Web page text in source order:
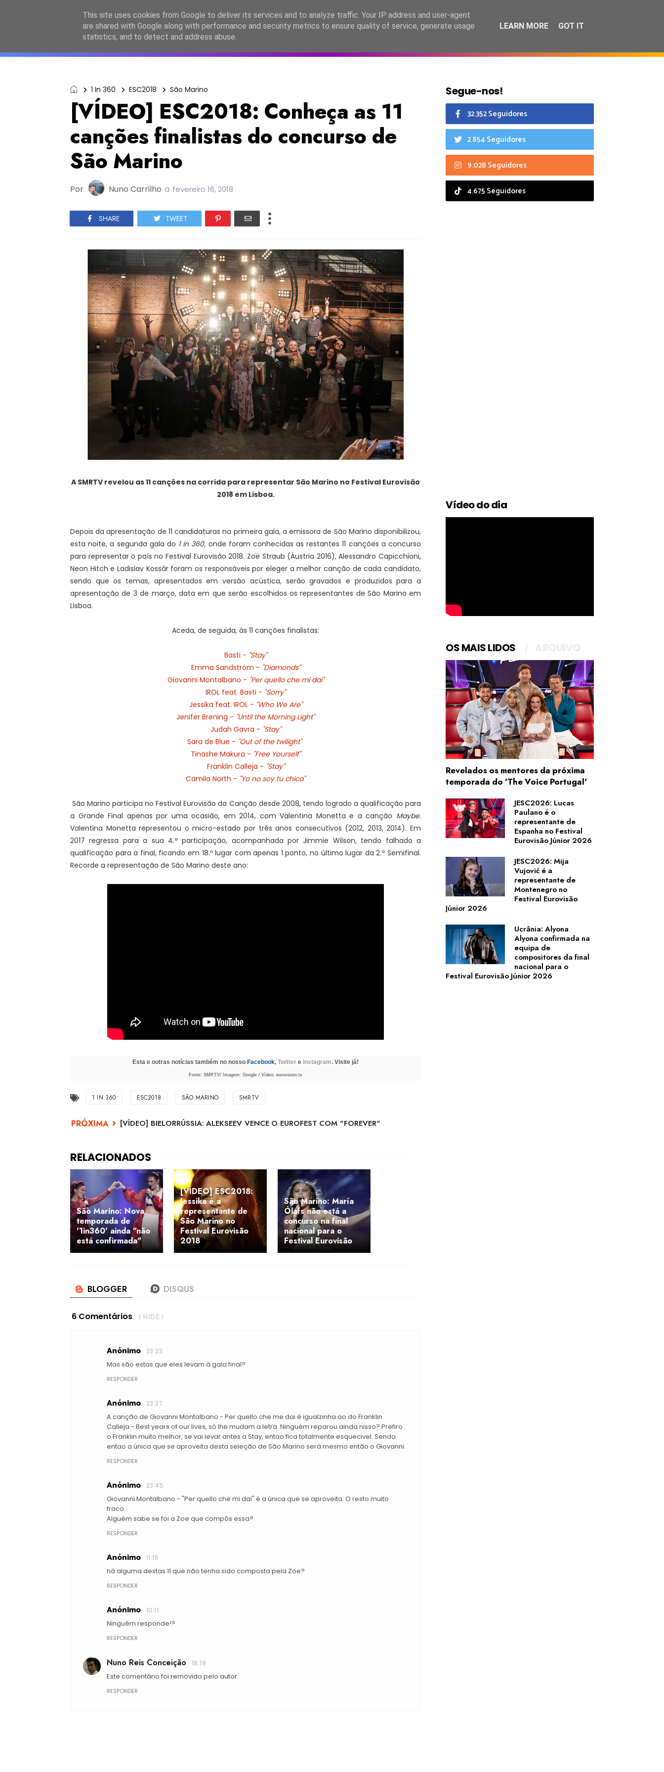
ESC2027 JESC2026 FC2026 EASC2026 PORTUGAL LANÇAMENTOS ESPECIAIS CALENDÁRIO
1 In 360 ESC2018 São Marino
[VÍDEO] ESC2018: Conheça as 11
canções finalistas do concurso de
São Marino
Por Nuno Carrilho a fevereiro 16, 2018
SHARE TWEET
A SMRTV revelou as 11 canções na corrida para representar São Marino no Festival Eurovisão
2018 em Lisboa.
Depois da apresentação de 11 candidaturas na primeira gala, a emissora de São Marino disponibilizou,
esta noite, a segunda gala do 1 in 360, onde foram conhecidas as restantes 11 canções a concurso
para representar o país no Festival Eurovisão 2018. Zoë Straub (Áustria 2016), Alessandro Capicchioni,
Neon Hitch e Ladislav Kossár foram os responsáveis por eleger a melhor canção de cada candidato,
sendo que os temas, apresentados em versão acústica, serão gravados e produzidos para a
apresentação de 3 de março, data em que serão escolhidos os representantes de São Marino em
Lisboa.
Aceda, de seguida, às 11 canções finalistas:
Basti - "Stay"
Emma Sandström - "Diamonds"
Giovanni Montalbano - "Per quello che mi dai"
IROL feat. Basti - "Sorry"
Jessika feat. IROL - "Who We Are"
Jenifer Brening - "Until the Morning Light"
Judah Gavra - "Stay"
Sara de Blue - "Out of the twilight"
Tinashe Makura - "Free Yourself"
Franklin Calleja - "Stay"
Camila North - "Yo no soy tu chica"
São Marino participa no Festival Eurovisão da Canção desde 2008, tendo logrado a qualificação para
a Grande Final apenas por uma ocasião, em 2014, com Valentina Monetta e a canção Maybe.
Valentina Monetta representou o micro-estado por três anos consecutivos (2012, 2013, 2014). Em
2017 regressa para a sua 4.ª participação, acompanhada por Jimmie Wilson, tendo falhado a
qualificação para a final, ficando em 18.º lugar com apenas 1 ponto, no último lugar da 2.ª Semifinal.
Recorde a representação de São Marino deste ano:
Esta e outras notícias também no nosso Facebook, Twitter e Instagram. Visite já!
Fonte: SMRTV/ Imagem: Google / Vídeo: eurovision.tv
1 IN 360 ESC2018 SÃO MARINO SMRTV
[VÍDEO] BIELORRÚSSIA: ALEKSEEV VENCE O EUROFEST COM "FOREVER"
São Marino: Nova
temporada de
'1in360' ainda "não
está confirmada"
[VÍDEO] ESC2018:
Jessika é a
representante de
São Marino no
Festival Eurovisão
2018
São Marino: María
Ólafs não está a
concurso na final
nacional para o
Festival Eurovisão
6 Comentários ( HIDE )
Anónimo 23:23
Mas são estas que eles levam à gala final?
RESPONDER
Anónimo 23:27
A canção de Giovanni Montalbano - Per quello che me dai é igualzinha ao do Franklin
Calleja - Best years of our lives, só lhe mudam a letra. Ninguém reparou ainda nisso? Prefiro
o Franklin muito melhor, se vai levar antes a Stay, entao fica totalmente esquecivel. Sendo
entao a única que se aproveita desta seleção de São Marino será mesmo então o Giovanni.
RESPONDER
Anónimo 23:45
Giovanni Montalbano - "Per quello che mi dai" é a única que se aproveita. O resto muito
fraco.
Alguém sabe se foi a Zoe que compôs essa?
RESPONDER
Anónimo 11:15
há alguma destas 11 que não tenha sido composta pela Zoe?
RESPONDER
Anónimo 10:11
Ninguém responde!?
RESPONDER
Nuno Reis Conceição 18:19
Este comentário foi removido pelo autor.
RESPONDER
Segue-nos!
32.352 Seguidores
2.854 Seguidores
9.028 Seguidores
4.675 Seguidores
Vídeo do dia
OS MAIS LIDOS
Revelados os mentores da próxima
temporada do 'The Voice Portugal'
JESC2026: Lucas
Paulano é o
representante de
Espanha no Festival
Eurovisão Júnior 2026
JESC2026: Mija
Vujović é a
representante de
Montenegro no
Festival Eurovisão
Júnior 2026
Ucrânia: Alyona
Alyona confirmada na
equipa de
compositores da final
nacional para o
Festival Eurovisão Júnior 2026
This site uses cookies from Google to deliver its services and to analyze traffic. Your IP address and user-agent
are shared with Google along with performance and security metrics to ensure quality of service, generate usage
statistics, and to detect and address abuse.
LEARN MORE GOT IT